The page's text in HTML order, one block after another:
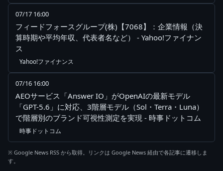
07/17 16:00
フィードフォースグループ(株)【7068】：企業情報（決
算時期や平均年収、代表者名など） - Yahoo!ファイナン
ス
Yahoo!ファイナンス
07/16 16:00
AEOサービス「Answer IO」がOpenAIの最新モデル
「GPT-5.6」に対応、3階層モデル（Sol・Terra・Luna）
で階層別のブランド可視性測定を実現 - 時事ドットコム
時事ドットコム
※ Google News RSS から取得。リンクは Google News 経由で各記事に遷移しま
す。